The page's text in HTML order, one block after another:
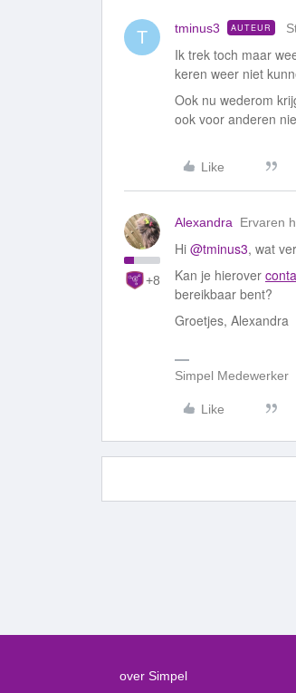
T tminus3 AUTEUR
Ik trek toch maar
keren weer niet
Ook nu wederom
ook voor anderen
Like
+8
Alexandra Ervaren
Hi @tminus3, wat
Kan je hierover
bereikbaar bent?
Groetjes, Alexandra
Simpel Medewerker
Like
over Simpel